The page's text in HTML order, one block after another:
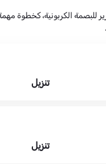
الكربونية، كخطوة
تنزيل
تنزيل